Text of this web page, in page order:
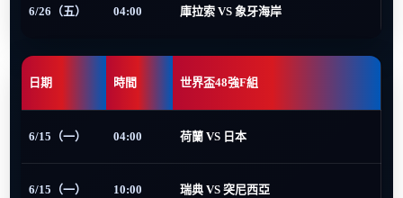
6/26（五） 04:00 庫拉索 VS 象牙海岸
日期 時間 世界盃48強F組
6/15（一） 04:00 荷蘭 VS 日本
6/15（一） 10:00 瑞典 VS 突尼西亞